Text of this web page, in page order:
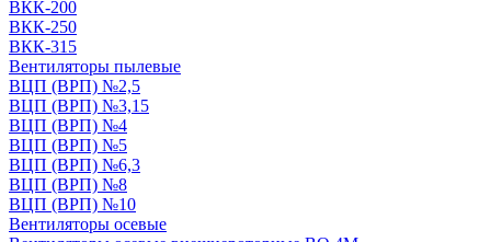
ВКК-200
ВКК-250
ВКК-315
Вентиляторы пылевые
ВЦП (ВРП) №2,5
ВЦП (ВРП) №3,15
ВЦП (ВРП) №4
ВЦП (ВРП) №5
ВЦП (ВРП) №6,3
ВЦП (ВРП) №8
ВЦП (ВРП) №10
Вентиляторы осевые